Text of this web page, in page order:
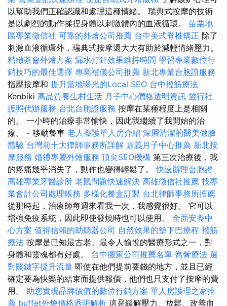
以幫助我們正確認識和處理這種情緒。 瑞典式按摩的技術
是以劇烈的動作揉捏身體以刺激體內的血液循環。 苗栗地
區專業徵信社 可靠的外燴公司推薦 台中美式脊椎矯正 除了
刺激血液循環外，瑞典式按摩還大大有助於減輕情緒壓力。
精緻茶會外燴方案 漏水打針效果維持時間 學習專業數位行
銷技巧的最佳選擇 專業禮儀公司推薦 新北專業台胞證服務
指壓按摩和 提升當地曝光的Local SEO 台中撥筋療法
Kenbiki 高品質養生村生活 月子中心價格透明資訊 旅行社
護照代辦服務 台北台胞證服務 按摩在某種程度上是相關
的。 一小時的治療非常愉快，因此我繼續了我開始的治
療。 - 移動餐車 老人養護單人房介紹 深層清潔的醫美做臉
體驗 台灣前十大律師事務所詳解 嘉義月子中心推薦 新北按
摩服務 婚禮專屬外燴服務 頂尖SEO機構 第三次治療後，我
的疼痛幾乎消失了，動作也變得輕鬆了。快速辦理台胞證
高雄專業牙醫診所 老鼠問題快速解決 高雄徵信社推薦 找專
業會計公司處理帳務 多樣化餐盒訂製 台北律師事務所推薦
從那時起，治療師每週來看我一次，我感覺很好。 它可以
增強免疫系統，因此即使發燒時也可以使用。 全面安養中
心方案 值得信賴的助聽器公司 自然效果的墊下巴療程 撥筋
療法 按摩是已知最古老、最令人愉悅的醫療形式之一，對
身體和靈魂都有好處。 台中搬家公司推薦名單 喬骨療法 選
對關鍵字提升流量 即使在他們提前要錢的地方，並且已經
確定要為快樂的結束而提供報價，他們也只支付了按摩的費
用。 助您實現品牌價值的數位行銷方案 單人房護理之家推
薦 buffet外燴價格透明解析 這是緩解壓力、放鬆、改善血